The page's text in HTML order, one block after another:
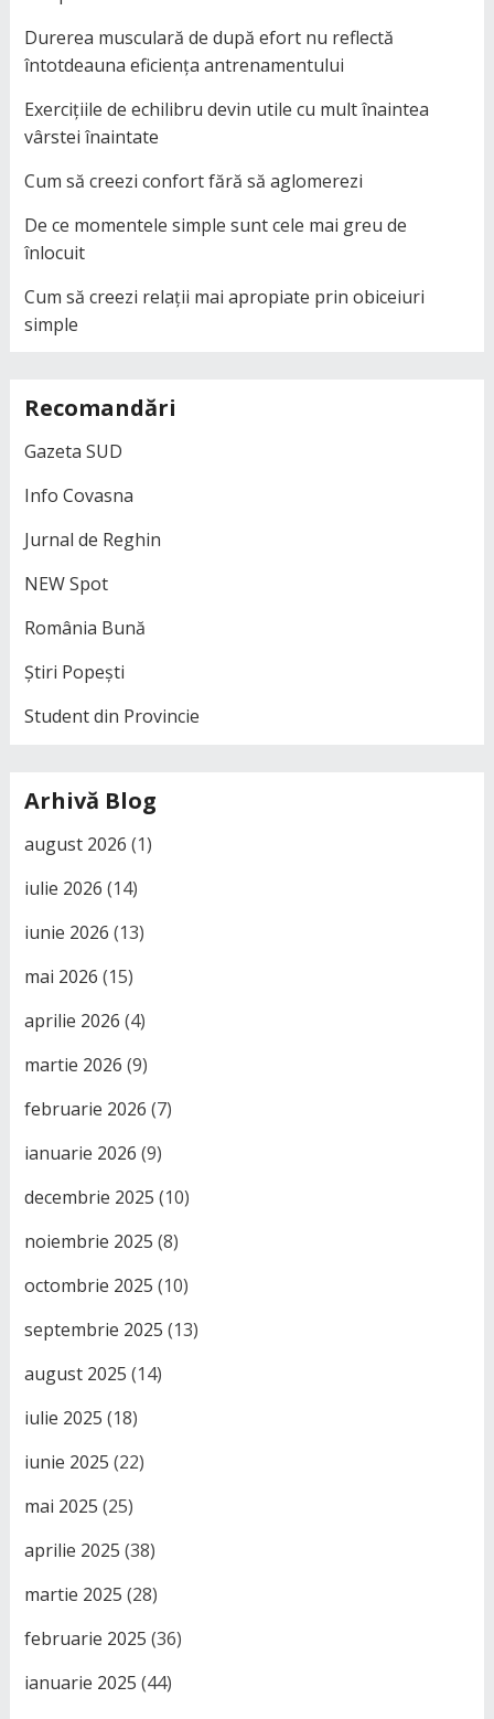
Durerea musculară de după efort nu reflectă
întotdeauna eficiența antrenamentului
Exercițiile de echilibru devin utile cu mult înaintea
vârstei înaintate
Cum să creezi confort fără să aglomerezi
De ce momentele simple sunt cele mai greu de
înlocuit
Cum să creezi relații mai apropiate prin obiceiuri
simple
Recomandări
Gazeta SUD
Info Covasna
Jurnal de Reghin
NEW Spot
România Bună
Știri Popești
Student din Provincie
Arhivă Blog
august 2026 (1)
iulie 2026 (14)
iunie 2026 (13)
mai 2026 (15)
aprilie 2026 (4)
martie 2026 (9)
februarie 2026 (7)
ianuarie 2026 (9)
decembrie 2025 (10)
noiembrie 2025 (8)
octombrie 2025 (10)
septembrie 2025 (13)
august 2025 (14)
iulie 2025 (18)
iunie 2025 (22)
mai 2025 (25)
aprilie 2025 (38)
martie 2025 (28)
februarie 2025 (36)
ianuarie 2025 (44)